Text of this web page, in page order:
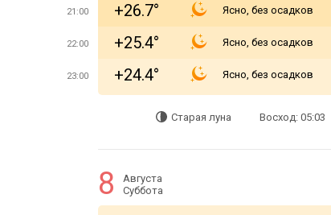
21:00 +26.7° Ясно, без осадков
22:00 +25.4° Ясно, без осадков
23:00 +24.4° Ясно, без осадков
Старая луна Восход: 05:03
8
Августа
Суббота